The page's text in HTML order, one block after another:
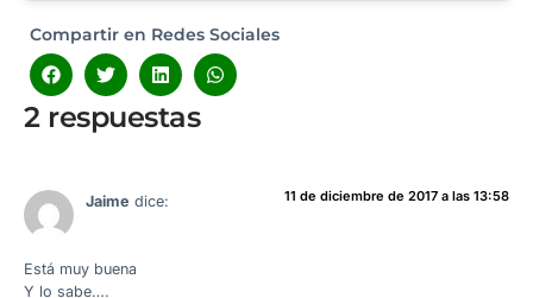
Compartir en Redes Sociales
2 respuestas
Jaime dice: 11 de diciembre de 2017 a las 13:58
Está muy buena
Y lo sabe….